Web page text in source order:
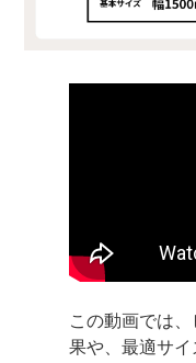
この動画では
果や、最適サ